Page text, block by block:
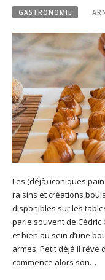
GASTRONOMIE
Les (déjà) iconiques
raisins et créations
disponibles sur les
parle souvent de Cédric
et bien au sein d’une
armes. Petit déjà il rêve
commence alors son…